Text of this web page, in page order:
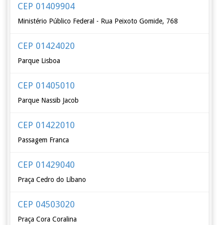
CEP 01409904
Ministério Público Federal - Rua Peixoto Gomide, 768
CEP 01424020
Parque Lisboa
CEP 01405010
Parque Nassib Jacob
CEP 01422010
Passagem Franca
CEP 01429040
Praça Cedro do Líbano
CEP 04503020
Praça Cora Coralina